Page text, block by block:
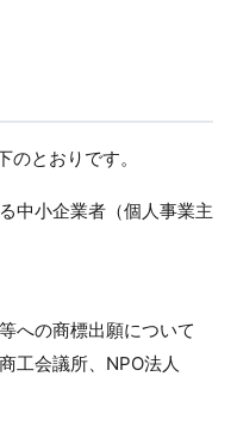
とおりです。
中小企業者（個人事業主
への商標出願について
工会議所、NPO法人